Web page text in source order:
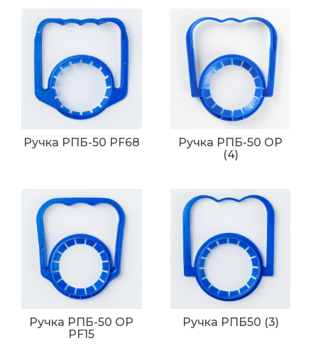
Ручка РПБ-50 PF68
Ручка РПБ-50 ОР
(4)
Ручка РПБ-50 ОР
PF15
Ручка РПБ50 (3)